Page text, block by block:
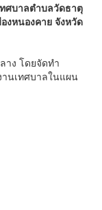
ศบาลตำบลวัดธาตุ
งหนองคาย จังหวัด
าง โดยจัดทำ
นเทศบาลในแผน